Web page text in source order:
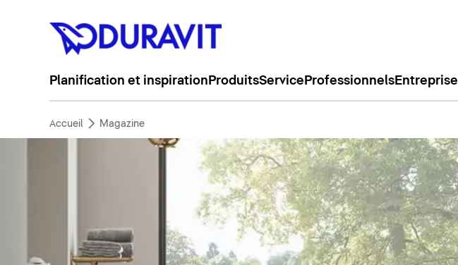
Planification et inspiration ProduitsService ProfessionnelsEntreprise
Accueil Magazine